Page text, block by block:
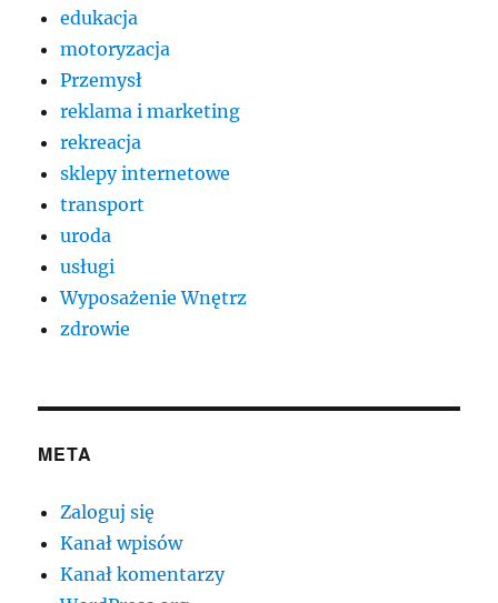
edukacja
motoryzacja
Przemysł
reklama i marketing
rekreacja
sklepy internetowe
transport
uroda
usługi
Wyposażenie Wnętrz
zdrowie
META
Zaloguj się
Kanał wpisów
Kanał komentarzy